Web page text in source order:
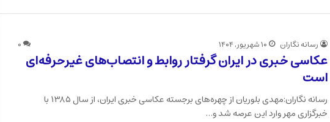
رسانه نگاران ۱۰ شهریور, ۱۴۰۴ ۰
عکاسی خبری در ایران گرفتار روابط و انتصاب‌های غیرحرفه‌ای
است
رسانه نگاران:مهدی بلوریان از چهره‌های برجسته عکاسی خبری ایران، از سال ۱۳۸۵ با
خبرگزاری مهر وارد این عرصه شد و…